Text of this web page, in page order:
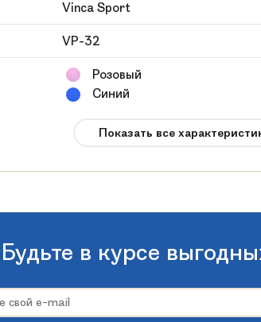
Vinca Sport
VP-32
Розовый
Синий
ЗащитаПоказать все
Будьте в курсе